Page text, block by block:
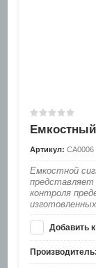
Емкостный
Артикул: CA0006
Емкостной
представляет
контроля
Добавить
Производитель: